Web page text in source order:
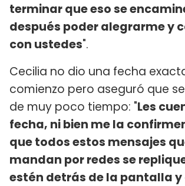
terminar que eso se
después poder alegrarme y
con ustedes".
Cecilia no dio una fecha
comienzo pero aseguró que
de muy poco tiempo: "Les
fecha, ni bien me la
que todos estos mensajes
mandan por redes se
estén detrás de la pantalla y